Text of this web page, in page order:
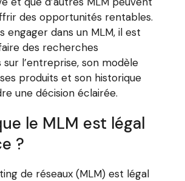
des opportunités rentables.
engager dans un MLM, il est
des recherches
l’entreprise, son modèle
produits et son historique
une décision éclairée.
le MLM est légal
?
de réseaux (MLM) est légal